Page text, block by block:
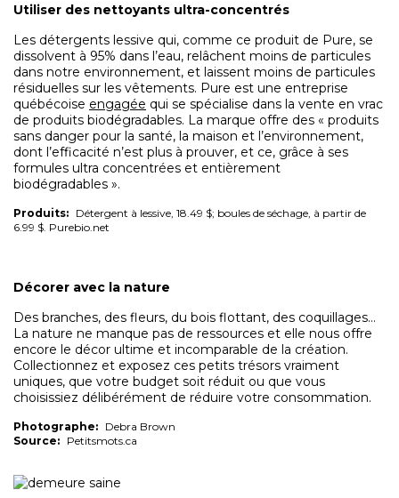
Utiliser des nettoyants ultra-concentrés
Les détergents lessive qui, comme ce produit de Pure, se
dissolvent à 95% dans l’eau, relâchent moins de particules
dans notre environnement, et laissent moins de particules
résiduelles sur les vêtements. Pure est une entreprise
québécoise engagée qui se spécialise dans la vente en vrac
de produits biodégradables. La marque offre des « produits
sans danger pour la santé, la maison et l’environnement,
dont l’efficacité n’est plus à prouver, et ce, grâce à ses
formules ultra concentrées et entièrement
biodégradables ».
Produits: Détergent à lessive, 18.49 $; boules de séchage, à partir de
6.99 $. Purebio.net
Décorer avec la nature
Des branches, des fleurs, du bois flottant, des coquillages…
La nature ne manque pas de ressources et elle nous offre
encore le décor ultime et incomparable de la création.
Collectionnez et exposez ces petits trésors vraiment
uniques, que votre budget soit réduit ou que vous
choisissiez délibérément de réduire votre consommation.
Photographe: Debra Brown
Source: Petitsmots.ca